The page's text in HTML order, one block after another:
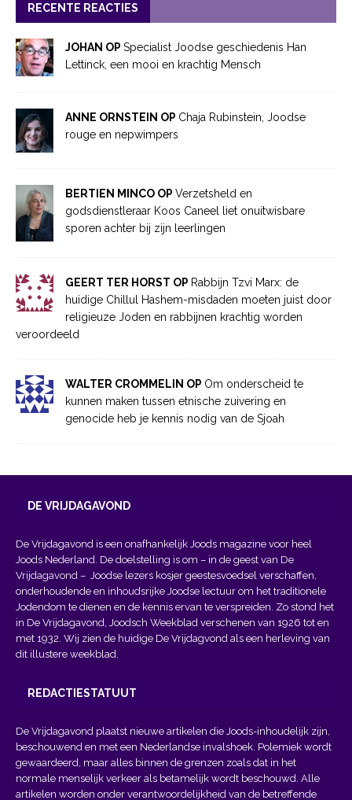
RECENTE REACTIES
JOHAN OP Specialist Joodse geschiedenis Han
Lettinck, een mooi en krachtig Mensch
ANNE ORNSTEIN OP Chaja Rubinstein, Joodse
rouge en nepwimpers
BERTIEN MINCO OP Verzetsheld en
godsdienstleraar Koos Caneel liet onuitwisbare
sporen achter bij zijn leerlingen
GEERT TER HORST OP Rabbijn Tzvi Marx: de
huidige Chillul Hashem-misdaden moeten juist door
religieuze Joden en rabbijnen krachtig worden
veroordeeld
WALTER CROMMELIN OP Om onderscheid te
kunnen maken tussen etnische zuivering en
genocide heb je kennis nodig van de Sjoah
DE VRIJDAGAVOND
De Vrijdagavond is een onafhankelijk Joods magazine voor heel
Joods Nederland. De doelstelling is om – in de geest van De
Vrijdagavond – Joodse lezers kosjer geestesvoedsel verschaffen,
onderhoudende en inhoudsrijke Joodse lectuur om het traditionele
Jodendom te dienen en de kennis ervan te verspreiden. Zo stond het
in De Vrijdagavond, Joodsch Weekblad verschenen van 1926 tot en
met 1932. Wij zien de huidige De Vrijdagvond als een herleving van
dit illustere weekblad.
REDACTIESTATUUT
De Vrijdagavond plaatst nieuwe artikelen die Joods-inhoudelijk zijn,
beschouwend en met een Nederlandse invalshoek. Polemiek wordt
gewaardeerd, maar alles binnen de grenzen zoals dat in het
normale menselijk verkeer als betamelijk wordt beschouwd. Alle
artikelen worden onder verantwoordelijkheid van de betreffende